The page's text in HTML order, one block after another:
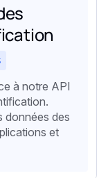
à notre API
données des
et